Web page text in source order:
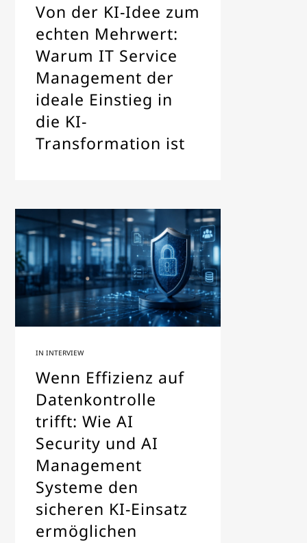
Von der KI-Idee zum
echten Mehrwert:
Warum IT Service
Management der
ideale Einstieg in
die KI-
Transformation ist
ININTERVIEW
Wenn Effizienz auf
Datenkontrolle
trifft: Wie AI
Security und AI
Management
Systeme den
sicheren KI-Einsatz
ermöglichen